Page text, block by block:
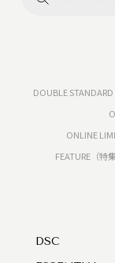
DOUBLE
ONLINE
FEATURE（特
DSC